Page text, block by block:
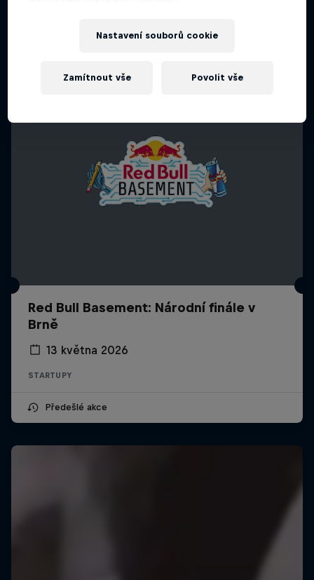
Red Bull Basement: Národní finále v
Brně
13 května 2026
STARTUPY
Předešlé akce
Nastavení souborů cookie
Zamítnout vše Povolit vše